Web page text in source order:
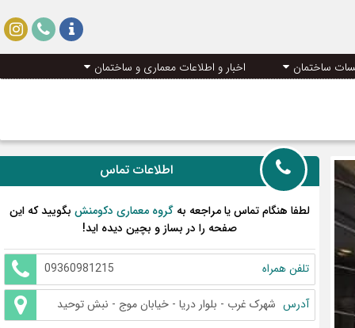
ساختمان اخبار و اطلاعات معماری و ساختمان
اطلاعات تماس
لطفا هنگام تماس یا مراجعه به گروه معماری دکومنشبگویید که این
صفحه را در بساز و بچین دیده اید!
تلفن همراه 09360981215
آدرس شهرک غرب - بلوار دریا - خیابان موج - نبش توحید